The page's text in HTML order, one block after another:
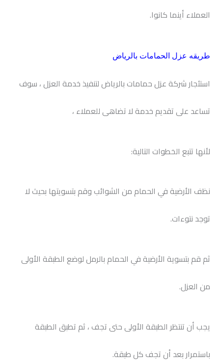
العملاء أينما كانوا.
طريقه عزل الحمامات بالرياض
استئجار شركة عزل حمامات بالرياض لتنفيذ خدمة العزل ، سوف
تساعد على تقديم خدمة لا تضاهى للعملاء ،
لأنها تتبع الخطوات التالية:
نظف الأرضية في الحمام من الشوائب وقم بتسويتها بحيث لا
توجد نتوءات.
ثم قم بتسوية الأرضية في الحمام بالرمل لوضع الطبقة الأولى
من العزل.
يجب أن تنتظر الطبقة الأولى حتى تجف ، ثم تطبق الطبقة
باستمرار بعد أن تجف كل طبقة.